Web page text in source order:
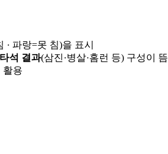
파랑=못 침)을 표시
타석 결과(삼진·병살·홈런 등) 구성이 뜸
활용